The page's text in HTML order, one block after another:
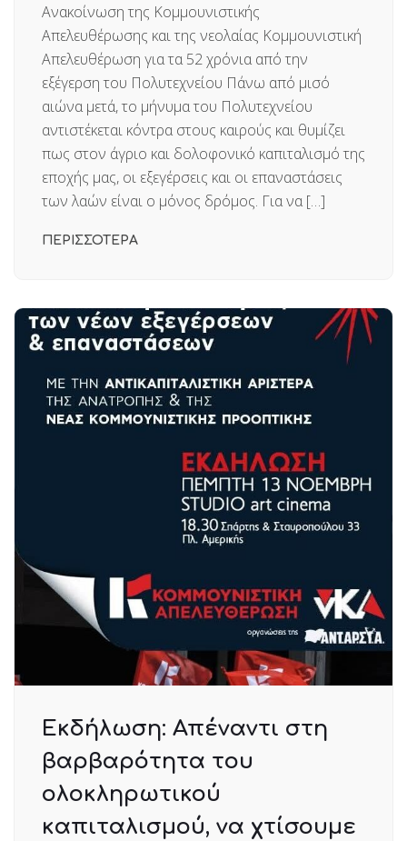
Ανακοίνωση της Κομμουνιστικής
Απελευθέρωσης και της νεολαίας Κομμουνιστική
Απελευθέρωση για τα 52 χρόνια από την
εξέγερση του Πολυτεχνείου Πάνω από μισό
αιώνα μετά, το μήνυμα του Πολυτεχνείου
αντιστέκεται κόντρα στους καιρούς και θυμίζει
πως στον άγριο και δολοφονικό καπιταλισμό της
εποχής μας, οι εξεγέρσεις και οι επαναστάσεις
των λαών είναι ο μόνος δρόμος. Για να […]
ΠΕΡΙΣΣΟΤΕΡΑ
Εκδήλωση: Απέναντι στη
βαρβαρότητα του
ολοκληρωτικού
καπιταλισμού, να χτίσουμε